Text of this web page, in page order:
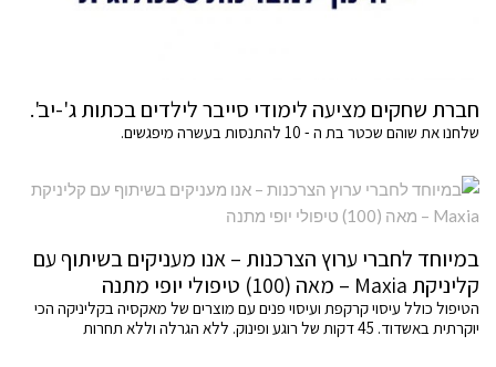
חברת שחקים מציעה לימודי סייבר לילדים בכתות ג'-יב'.
שלחנו את שוהם שכטר בת ה - 10 להתנסות בעשרה מיפגשים.
במיוחד לחברי ערוץ הצרכנות – אנו מעניקים בשיתוף עם
קליניקת Maxia – מאה (100) טיפולי יופי מתנה
הטיפול כולל עיסוי קרקפת ועיסוי פנים עם מוצרים של מאקסיה בקליניקה הכי
יוקרתית באשדוד. 45 דקות של רוגע ופינוק. ללא הגרלה וללא תחרות